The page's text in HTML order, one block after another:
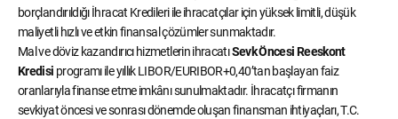
borçlandırıldığı İhracat Kredileri ile ihracatçılar için yüksek limitli, düşük
maliyetli hızlı ve etkin finansal çözümler sunmaktadır.
Mal ve döviz kazandırıcı hizmetlerin ihracatıSevk Öncesi Reeskont
Kredisi programı ile yıllık LIBOR/EURIBOR+0,40’tan başlayan faiz
oranlarıyla finanse etme imkânı sunulmaktadır. İhracatçı firmanın
sevkiyat öncesi ve sonrası dönemde oluşan finansman ihtiyaçları, T.C.